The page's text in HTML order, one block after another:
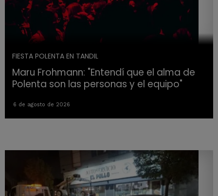
FIESTA POLENTA EN TANDIL
Maru Frohmann: "Entendí que el alma de
Polenta son las personas y el equipo"
6 de agosto de 2026